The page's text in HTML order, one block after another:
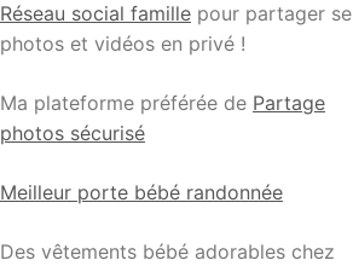
Réseau social famille pour partager
photos et vidéos en privé !
Ma plateforme préférée de Partage
photos sécurisé
Meilleur porte bébé randonnée
Des vêtements bébé adorables chez